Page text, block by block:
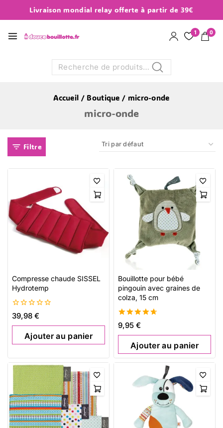
Livraison mondial relay offerte à partir de 39€
1 0
Recherche
Accueil / Boutique / micro-onde
micro-onde
Filtre
Compresse chaude SISSEL
Hydrotemp
0
de
5
39,98 €
Ajouter au panier
Bouillotte pour bébé
pingouin avec graines de
colza, 15 cm
4.73
de 5
9,95 €
Ajouter au panier